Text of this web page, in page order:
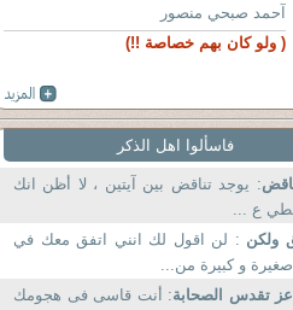
آحمد صبحي منصور
( ولو كان بهم خصاصة !!)
فاسألوا اهل الذكر
: يوجد تناقض بين آيتين ، لا أظن انك
ع ...
ولكن : لن اقول لك انني اتفق معك في
و كبيرة من...
تقدس الصحابة: أنت قاسى فى هجومك